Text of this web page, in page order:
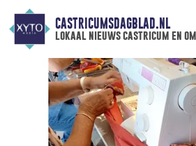
CASTRICUMSDAGBLAD.NL
lokaal nieuws castricum en